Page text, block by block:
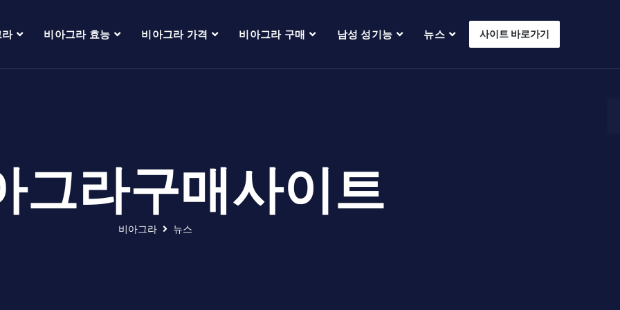
비아그라 효능 비아그라 가격 비아그라 구매 남성 성기능 뉴스 사이트 바로가기
그라구매사이트
비아그라 뉴스